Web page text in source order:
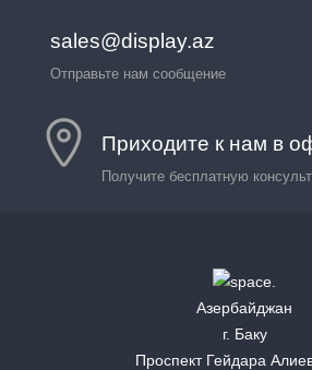
sales@display.az
Отправьте нам сообщение
Приходите к нам в
Получите бесплатную
Азербайджан
г. Баку
Проспект Гейдара